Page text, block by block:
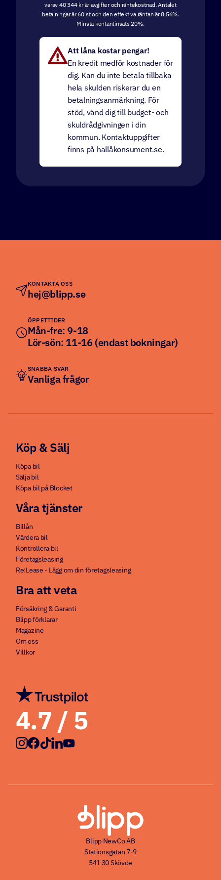
varav 40 344 kr är avgifter och räntekostnad. Antalet
betalningar är 60 st och den effektiva räntan är 8,56%.
Minsta kontantinsats 20%.
Att låna kostar pengar!
En kredit medför kostnader för
dig. Kan du inte betala tillbaka
hela skulden riskerar du en
betalningsanmärkning. För
stöd, vänd dig till budget- och
skuldrådgivningen i din
kommun. Kontaktuppgifter
finns på hallåkonsument.se.
KONTAKTA OSS
hej@blipp.se
ÖPPETTIDER
Mån-fre: 9-18
Lör-sön: 11-16 (endast bokningar)
SNABBA SVAR
Vanliga frågor
Köp & Sälj
Köpa bil
Sälja bil
Köpa bil på Blocket
Våra tjänster
Billån
Värdera bil
Kontrollera bil
Företagsleasing
Re:Lease - Lägg om din företagsleasing
Bra att veta
Försäkring & Garanti
Blipp förklarar
Magazine
Om oss
Villkor
4.7 / 5
Blipp NewCo AB
Stationsgatan 7-9
541 30 Skövde